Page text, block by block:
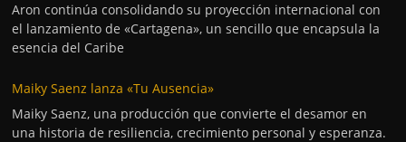
Aron continúa consolidando su proyección internacional con
el lanzamiento de «Cartagena», un sencillo que encapsula la
esencia del Caribe
Maiky Saenz lanza «Tu Ausencia»
Maiky Saenz, una producción que convierte el desamor en
una historia de resiliencia, crecimiento personal y esperanza.